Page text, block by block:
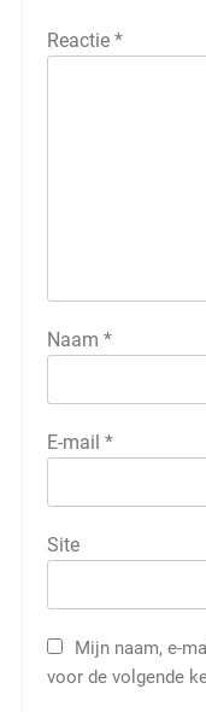
Reactie *
Naam *
E-mail *
Site
Mijn naam, e-
voor de volgende